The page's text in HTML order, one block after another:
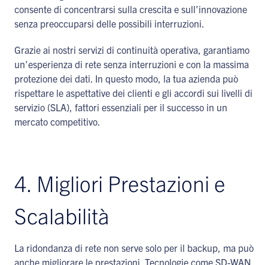
consente di concentrarsi sulla crescita e sull’innovazione
senza preoccuparsi delle possibili interruzioni.
Grazie ai nostri servizi di continuità operativa, garantiamo
un’esperienza di rete senza interruzioni e con la massima
protezione dei dati. In questo modo, la tua azienda può
rispettare le aspettative dei clienti e gli accordi sui livelli di
servizio (SLA), fattori essenziali per il successo in un
mercato competitivo.
4. Migliori Prestazioni e
Scalabilità
La ridondanza di rete non serve solo per il backup, ma può
anche migliorare le prestazioni. Tecnologie come SD-WAN